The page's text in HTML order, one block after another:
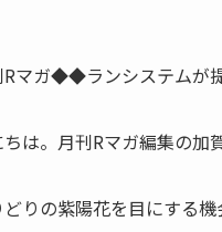
マガ◆◆ランシステムが
は。月刊Rマガ編集の加
りの紫陽花を目にする